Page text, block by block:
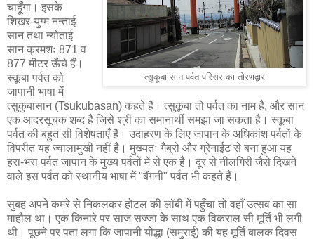
त्सुकूबा सान पर्वत परिसर का तोरणद्वार
चाहूँगा। इसके
शिखर-युग्म नन्ताई
सान तथा न्योताई
सान क्रमशः 871 व
877 मीटर ऊँचे हैं।
स्कूबा पर्वत को
जापानी भाषा में
त्सुकुबासान (Tsukubasan) कहते हैं। त्सुकूबा तो पर्वत का नाम है, और सान
एक आदरसूचक शब्द है जिसे श्री का समानार्थी समझा जा सकता है। स्कूबा
पर्वत की बहुत सी विशेषताएँ हैं। उदाहरण के लिए जापान के अधिकांश पर्वतों के
विपरीत यह ज्वालामुखी नहीं है। मुख्यतः गैब्रो और ग्रेनाईट से बना हुआ यह
हरा-भरा पर्वत जापान के मुख्य पर्वतों में से एक है। दूर से नीलगिरी जैसे दिखने
वाले इस पर्वत को स्थानीय भाषा में "बैंगनी" पर्वत भी कहते हैं।
सुबह अपने कमरे से निकलकर होटल की लॉबी में पहुँचा तो वहाँ उत्सव का सा
माहौल था। एक किनारे पर साज सज्जा के साथ एक विकराल सी मूर्ति भी लगी
थी। पूछने पर पता लगा कि जापानी योद्धा (समुराई) की यह मूर्ति बालक दिवस